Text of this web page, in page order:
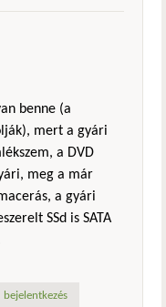
benne (a
mert a gyári
a DVD
meg a már
a gyári
SSd is SATA
bejelentkezés